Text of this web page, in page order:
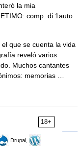
la mia
comp. di 1auto
que se cuenta la vida
reveló varios
Muchos cantantes
memorias …
18+
Drupal,